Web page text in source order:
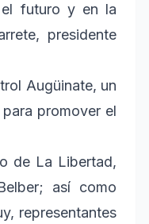
el futuro y en la
presidente
Augüinate, un
promover el
de La Libertad,
así como
representantes